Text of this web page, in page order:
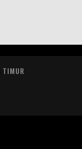
TIMUR